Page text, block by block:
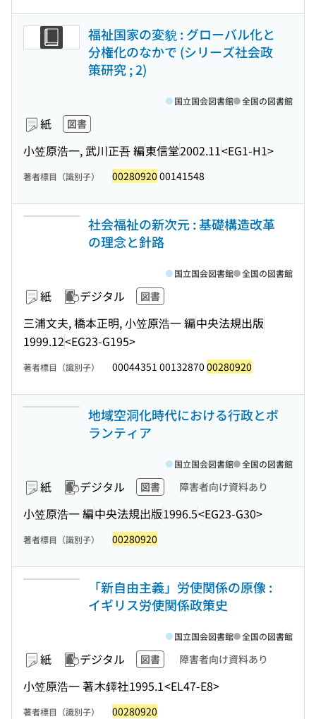
福祉国家の変貌 : グローバル化と
分権化のなかで (シリーズ社会政
策研究 ; 2)
紙 図書
小笠原浩一, 武川正吾 編東信堂2002.11<EG1-H1>
国立国会図書館 全国の図書館
著者標目（識別子） 00280920 00141548
社会福祉の新次元 : 基礎構造改革
の理念と針路
紙 デジタル 図書
三浦文夫, 橋本正明, 小笠原浩一 編中央法規出版
1999.12<EG23-G195>
国立国会図書館 全国の図書館
著者標目（識別子） 00044351 00132870 00280920
地域空洞化時代における行政とボ
ランティア
紙 デジタル 図書 障害者向け資料あり
小笠原浩一 編中央法規出版1996.5<EG23-G30>
国立国会図書館 全国の図書館
著者標目（識別子） 00280920
「新自由主義」労使関係の原像 :
イギリス労使関係政策史
紙 デジタル 図書 障害者向け資料あり
小笠原浩一 著木鐸社1995.1<EL47-E8>
国立国会図書館 全国の図書館
著者標目（識別子） 00280920